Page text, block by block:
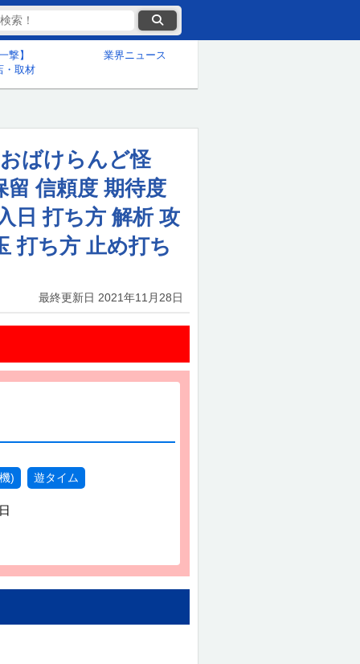
撃】
・取材
業界ニュース
ばけらんど怪
信頼度 期待度
日 打ち方 解析 攻
打ち方 止め打ち
最終更新日 2021年11月28日
) 遊タイム